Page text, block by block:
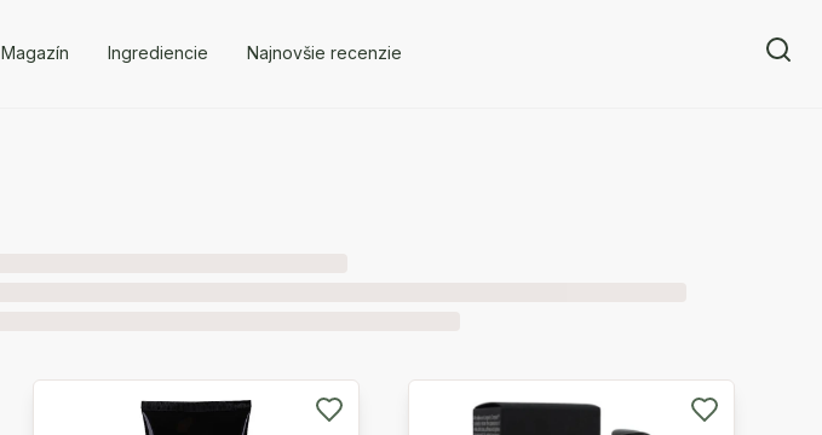
Magazín Ingrediencie Najnovšie recenzie